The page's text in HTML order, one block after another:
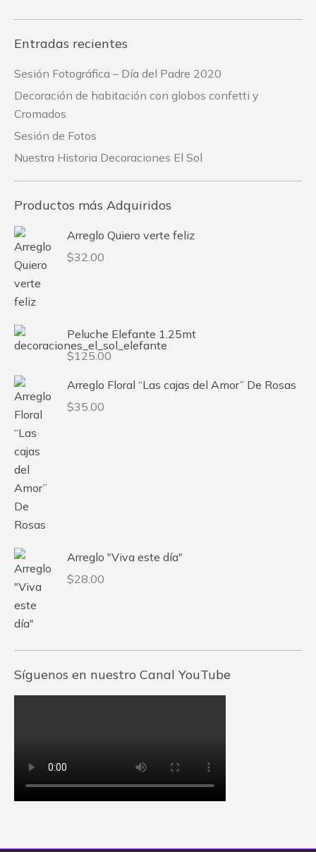
Entradas recientes
Sesión Fotográfica – Día del Padre 2020
Decoración de habitación con globos confetti y
Cromados
Sesión de Fotos
Nuestra Historia Decoraciones El Sol
Productos más Adquiridos
Arreglo Quiero verte feliz
$32.00
Peluche Elefante 1.25mt
$125.00
Arreglo Floral “Las cajas del Amor” De Rosas
$35.00
Arreglo "Viva este día"
$28.00
Síguenos en nuestro Canal YouTube